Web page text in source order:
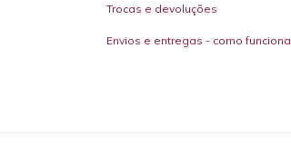
Trocas e devoluções
Envios e entregas - como funciona